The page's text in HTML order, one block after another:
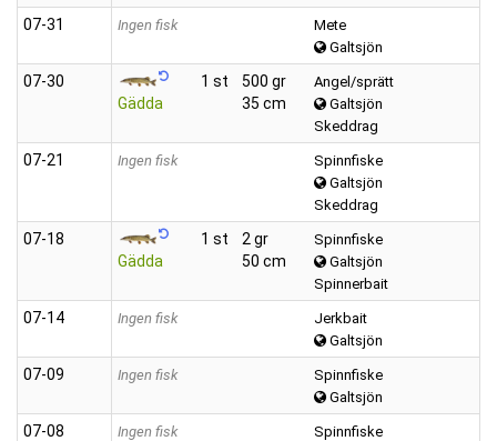
07‑31 Ingen fisk
Mete
Galtsjön
07‑30
Gädda
1 st
500 gr
35 cm
Angel/sprätt
Galtsjön
Skeddrag
07‑21 Ingen fisk
Spinnfiske
Galtsjön
Skeddrag
07‑18
Gädda
1 st
2 gr
50 cm
Spinnfiske
Galtsjön
Spinnerbait
07‑14 Ingen fisk
Jerkbait
Galtsjön
07‑09 Ingen fisk
Spinnfiske
Galtsjön
07‑08 Ingen fisk
Spinnfiske